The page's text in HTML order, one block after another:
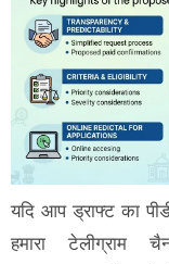
यदि आप ड्राफ्ट का
हमारा टेलीग्राम